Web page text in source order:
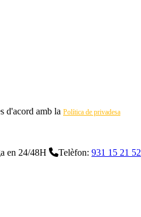
d'acord amb la Política de privadesa
en 24/48H Telèfon: 931 15 21 52